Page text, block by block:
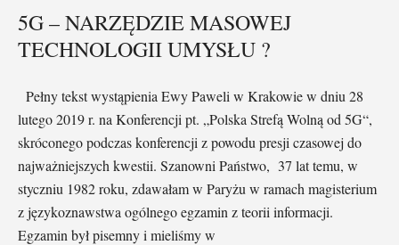
5G – NARZĘDZIE MASOWEJ
TECHNOLOGII UMYSŁU ?
Pełny tekst wystąpienia Ewy Paweli w Krakowie w dniu 28
lutego 2019 r. na Konferencji pt. „Polska Strefą Wolną od 5G“,
skróconego podczas konferencji z powodu presji czasowej do
najważniejszych kwestii. Szanowni Państwo, 37 lat temu, w
styczniu 1982 roku, zdawałam w Paryżu w ramach magisterium
z językoznawstwa ogólnego egzamin z teorii informacji.
Egzamin był pisemny i mieliśmy w